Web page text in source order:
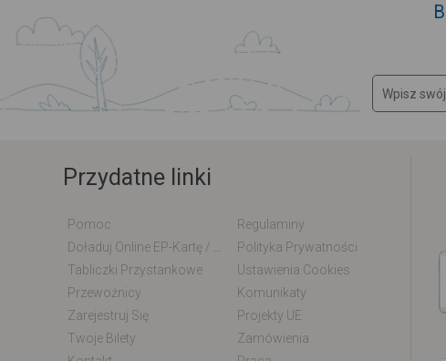
Przydatne linki
Pomoc
Regulaminy
Polityka Prywatności
Tabliczki Przystankowe
Ustawienia Cookies
Przewoźnicy
Komunikaty
Zarejestruj Się
Projekty UE
Twoje Bilety
Zamówienia